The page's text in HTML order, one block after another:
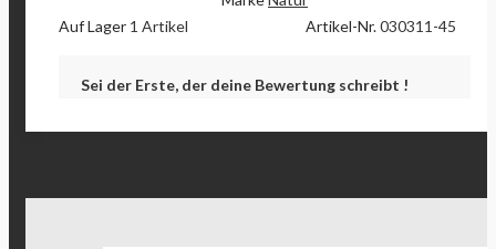
Artikel-Nr.030311-45
Auf Lager 1 Artikel
Sei der Erste, der deine Bewertung schreibt !